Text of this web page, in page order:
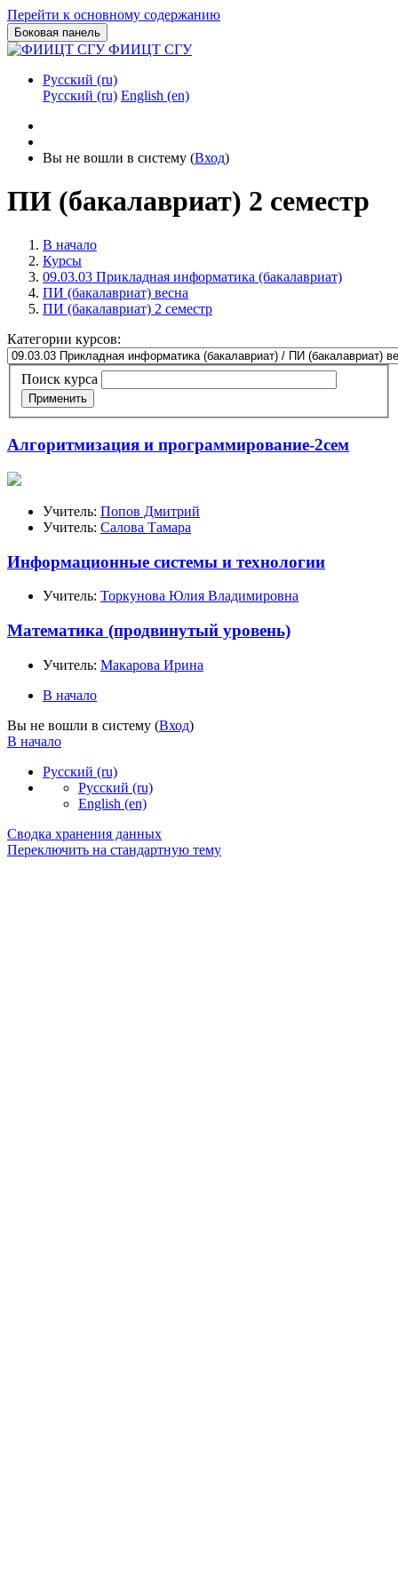
Перейти к основному содержанию
Боковая панель
ФИИЦТ СГУ
Русский ‎(ru)‎
Русский ‎(ru)‎ English ‎(en)‎
Вы не вошли в систему (Вход)
ПИ (бакалавриат) 2 семестр
В начало
Курсы
09.03.03 Прикладная информатика (бакалавриат)
ПИ (бакалавриат) весна
ПИ (бакалавриат) 2 семестр
Категории курсов:
Поиск курса
Применить
Алгоритмизация и программирование-2сем
Учитель: Попов Дмитрий
Учитель: Салова Тамара
Информационные системы и технологии
Учитель: Торкунова Юлия Владимировна
Математика (продвинутый уровень)
Учитель: Макарова Ирина
В начало
Вы не вошли в систему (Вход)
В начало
Русский ‎(ru)‎
Русский ‎(ru)‎
English ‎(en)‎
Сводка хранения данных
Переключить на стандартную тему